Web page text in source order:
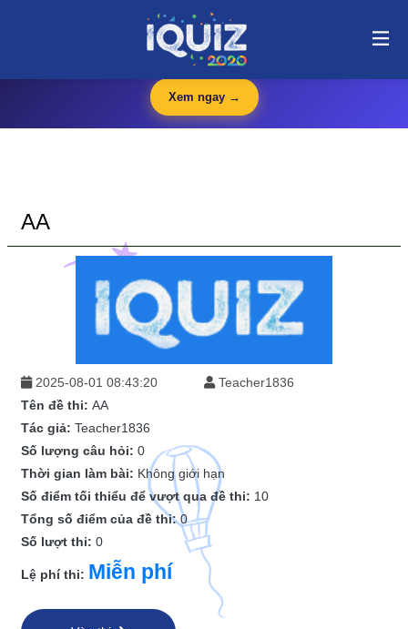
AA | i-quiz.vn@stop article@stop
🛍️
— Văn phòng phẩm, dụng cụ học tập giá tốt
Xem ngay →
AA
2025-08-01 08:43:20
Teacher1836
Tên đề thi: AA
Tác giả: Teacher1836
Số lượng câu hỏi: 0
Thời gian làm bài: Không giới hạn
Số điểm tối thiểu để vượt qua đề thi: 10
Tổng số điểm của đề thi:0
Số lượt thi: 0
Lệ phí thi: Miễn phí